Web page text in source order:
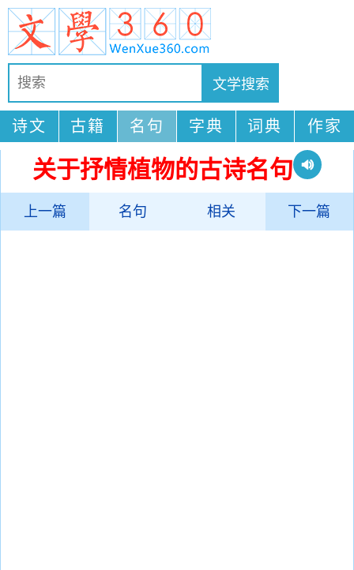
诗文 古籍 名句 字典 词典 作家
关于抒情植物的古诗名句
上一篇 名句 相关 下一篇